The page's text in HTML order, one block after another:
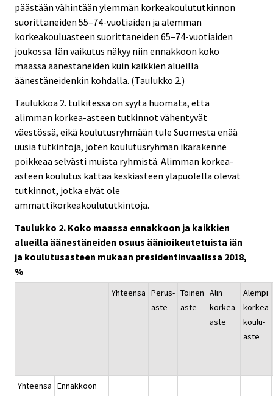
päästään vähintään ylemmän korkeakoulututkinnon
suorittaneiden 55–74-vuotiaiden ja alemman
korkeakouluasteen suorittaneiden 65–74-vuotiaiden
joukossa. Iän vaikutus näkyy niin ennakkoon koko
maassa äänestäneiden kuin kaikkien alueilla
äänestäneidenkin kohdalla. (Taulukko 2.)
Taulukkoa 2. tulkitessa on syytä huomata, että
alimman korkea-asteen tutkinnot vähentyvät
väestössä, eikä koulutusryhmään tule Suomesta enää
uusia tutkintoja, joten koulutusryhmän ikärakenne
poikkeaa selvästi muista ryhmistä. Alimman korkea-
asteen koulutus kattaa keskiasteen yläpuolella olevat
tutkinnot, jotka eivät ole
ammattikorkeakoulututkintoja.
Taulukko 2. Koko maassa ennakkoon ja kaikkien
alueilla äänestäneiden osuus äänioikeutetuista iän
ja koulutusasteen mukaan presidentinvaalissa 2018,
%
Yhteensä Perus-
aste
Toinen
aste
Alin
korkea-
aste
Alempi
korkea
koulu-
aste
Yhteensä Ennakkoon